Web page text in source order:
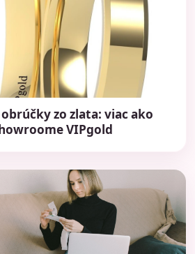
zo zlata: viac ako
VIPgold